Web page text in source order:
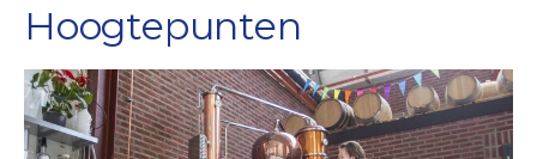
Hoogtepunten